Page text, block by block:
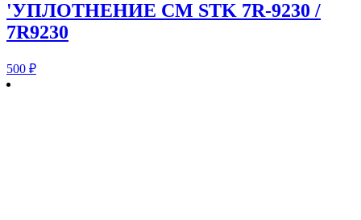
'УПЛОТНЕНИЕ CM STK 7R-9230 /
7R9230
500 ₽